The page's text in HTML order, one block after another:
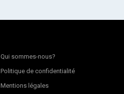
Qui sommes-nous?
Politique de confidentialité
Mentions légales